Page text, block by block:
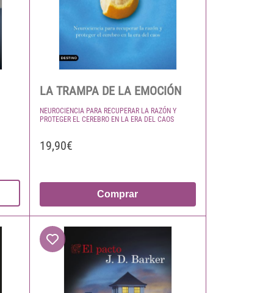
LA TRAMPA DE LA EMOCIÓN
NEUROCIENCIA PARA RECUPERAR LA RAZÓN Y
PROTEGER EL CEREBRO EN LA ERA DEL CAOS
19,90€
Comprar